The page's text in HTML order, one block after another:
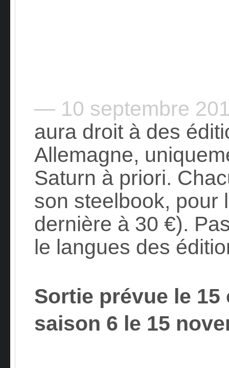
— 10 septembre
aura droit à des
Allemagne,
Saturn à priori.
son steelbook, pour
dernière à 30 €).
le langues des
Sortie prévue le
saison 6 le 15